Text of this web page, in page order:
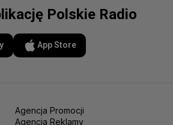
Polskie Radio
App Store
Agencja Promocji
Agencja Reklamy